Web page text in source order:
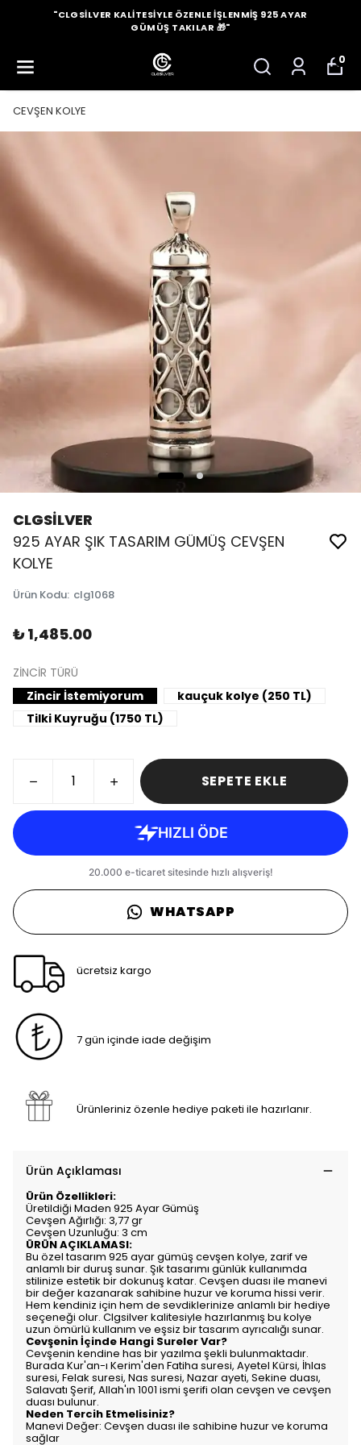
"CLGSILVER KALITESIYLE ÖZENLE İŞLENMIŞ 925 AYAR
GÜMÜŞ TAKILAR 🎁"
0
CEVŞEN KOLYE
CLGSİLVER
925 AYAR ŞIK TASARIM GÜMÜŞ CEVŞEN
KOLYE
Ürün Kodu: clg1068
₺ 1,485.00
ZİNCİR TÜRÜ
Zincir İstemiyorum
kauçuk kolye (250 TL)
Tilki Kuyruğu (1750 TL)
SEPETE EKLE
WHATSAPP
ücretsiz kargo
7 gün içinde iade değişim
Ürünleriniz özenle hediye paketi ile hazırlanır.
Ürün Açıklaması
Ürün Özellikleri:
Üretildiği Maden 925 Ayar Gümüş
Cevşen Ağırlığı: 3,77 gr
Cevşen Uzunluğu: 3 cm
ÜRÜN AÇIKLAMASI:
Bu özel tasarım 925 ayar gümüş cevşen kolye, zarif ve
anlamlı bir duruş sunar. Şık tasarımı günlük kullanımda
stilinize estetik bir dokunuş katar. Cevşen duası ile manevi
bir değer kazanarak sahibine huzur ve koruma hissi verir.
Hem kendiniz için hem de sevdiklerinize anlamlı bir hediye
seçeneği olur. Clgsilver kalitesiyle hazırlanmış bu kolye
uzun ömürlü kullanım ve eşsiz bir tasarım ayrıcalığı sunar.
Cevşenin İçinde Hangi Sureler Var?
Cevşenin kendine has bir yazılma şekli bulunmaktadır.
Burada Kur'an-ı Kerim'den Fatiha suresi, Ayetel Kürsi, İhlas
suresi, Felak suresi, Nas suresi, Nazar ayeti, Sekine duası,
Salavatı Şerif, Allah'ın 1001 ismi şerifi olan cevşen ve cevşen
duası bulunur.
Neden Tercih Etmelisiniz?
Manevi Değer: Cevşen duası ile sahibine huzur ve koruma
sağlar